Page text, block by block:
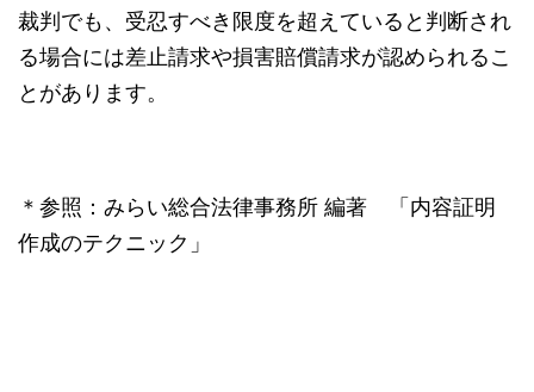
裁判でも、受忍すべき限度を超えていると判断され
る場合には差止請求や損害賠償請求が認められるこ
とがあります。
＊参照：みらい総合法律事務所 編著 「内容証明
作成のテクニック」